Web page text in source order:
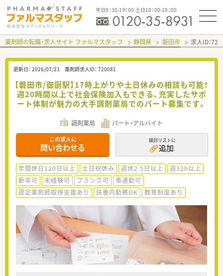
平日9：30-19：00 土日10：00-19：00
薬剤師の転職・求人サイト ファルマスタッフ 静岡県 磐田市 求人ID：
更新日： 2026/07/23 薬剤師求人ID： 720081
【磐田市/御厨駅】17時上がりや土日休みの相談も可能！
週20時間以上で社会保険加入もできる、充実したサポ
ート体制が魅力の大手調剤薬局でのパート募集です。
調剤薬局 パート・アルバイト
この求人に
問い合わせる
検討リストに
追加
年間休日120日以上 土日祝休み 週休2.5日以上
週32h以上
新卒可
未経験可 ブランク可
車通勤可
認定薬剤師取得支援あり
扶養内勤務OK 教育制度あり